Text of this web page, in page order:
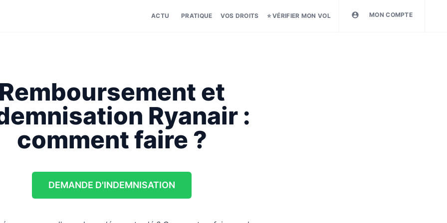
ACTU PRATIQUE VOS DROITS ⭐ VÉRIFIER MON VOL MON COMPTE
et
Ryanair :
comment faire ?
DEMANDE D'INDEMNISATION